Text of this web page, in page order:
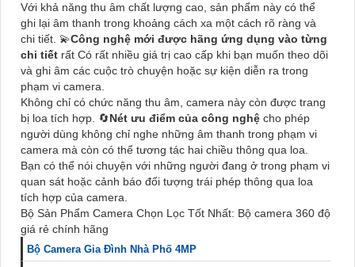
Với khả năng thu âm chất lượng cao, sản phẩm này có thể
ghi lại âm thanh trong khoảng cách xa một cách rõ ràng và
chi tiết. 💫Công nghệ mới được hãng ứng dụng vào từng
chi tiết rất Có rất nhiều giá trị cao cấp khi bạn muốn theo dõi
và ghi âm các cuộc trò chuyện hoặc sự kiện diễn ra trong
phạm vi camera.
Không chỉ có chức năng thu âm, camera này còn được trang
bị loa tích hợp. 🔄Nét ưu điểm của công nghệ cho phép
người dùng không chỉ nghe những âm thanh trong phạm vi
camera mà còn có thể tương tác hai chiều thông qua loa.
Bạn có thể nói chuyện với những người đang ở trong phạm vi
quan sát hoặc cảnh báo đối tượng trái phép thông qua loa
tích hợp của camera.
Bộ Sản Phẩm Camera Chọn Lọc Tốt Nhất: Bộ camera 360 độ
giá rẻ chính hãng
Bộ Camera Gia Đình Nhà Phố 4MP